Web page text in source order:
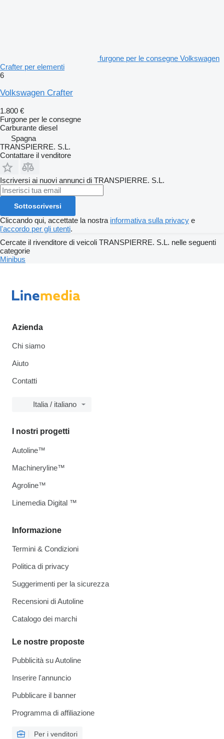
furgone per le consegne Volkswagen
Crafter per elementi
6
Volkswagen Crafter
1.800 €
Furgone per le consegne
Carburante diesel
Spagna
TRANSPIERRE. S.L.
Contattare il venditore
Iscriversi ai nuovi annunci di TRANSPIERRE. S.L.
Sottoscriversi
Cliccando qui, accettate la nostra informativa sulla privacy e
l'accordo per gli utenti.
Cercate il rivenditore di veicoli TRANSPIERRE. S.L. nelle seguenti
categorie
Minibus
Azienda
Chi siamo
Aiuto
Contatti
Italia / italiano
Informazione
Termini & Condizioni
Politica di privacy
Suggerimenti per la sicurezza
Recensioni di Autoline
Catalogo dei marchi
Le nostre proposte
Pubblicità su Autoline
Inserire l'annuncio
Pubblicare il banner
Programma di affiliazione
Per i venditori
I nostri progetti
Autoline™
Machineryline™
Agroline™
Linemedia Digital ™